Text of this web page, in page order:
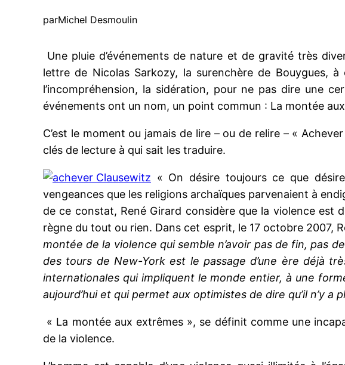
parMichel Desmoulin
Une pluie d’événements de nature et de gravité très
lettre de Nicolas Sarkozy, la surenchère de Bouygues,
l’incompréhension, la sidération, pour ne pas dire une
événements ont un nom, un point commun : La montée
C’est le moment ou jamais de lire – ou de relire – «
clés de lecture à qui sait les traduire.
« On désire toujours ce que
vengeances que les religions archaïques parvenaient à
de ce constat, René Girard considère que la violence est
règne du tout ou rien. Dans cet esprit, le 17 octobre 2007,
montée de la violence qui semble n’avoir pas de fin, pas
des tours de New-York est le passage d’une ère déjà
internationales qui impliquent le monde entier, à une
aujourd’hui et qui permet aux optimistes de dire qu’il n’y a
« La montée aux extrêmes », se définit comme une
de la violence.